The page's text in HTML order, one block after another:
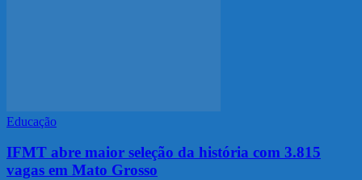
Educação
IFMT abre maior seleção da história com 3.815
vagas em Mato Grosso